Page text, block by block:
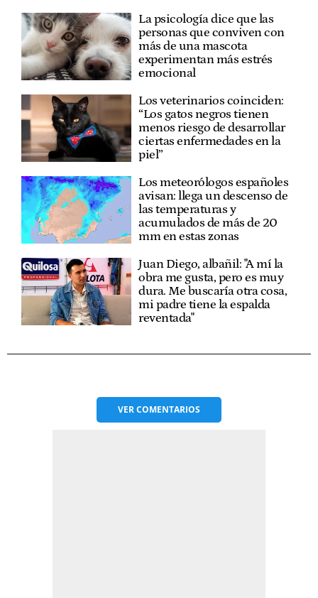
La psicología dice que las
personas que conviven con
más de una mascota
experimentan más estrés
emocional
Los veterinarios coinciden:
“Los gatos negros tienen
menos riesgo de desarrollar
ciertas enfermedades en la
piel”
Los meteorólogos españoles
avisan: llega un descenso de
las temperaturas y
acumulados de más de 20
mm en estas zonas
Juan Diego, albañil: "A mí la
obra me gusta, pero es muy
dura. Me buscaría otra cosa,
mi padre tiene la espalda
reventada"
VERCOMENTARIOS